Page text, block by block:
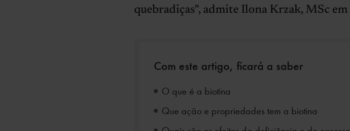
quebradiças", admite Ilona Krzak, MSc
Com este artigo, ficará a saber
O que é a biotina
Que ação e propriedades tem a biotina